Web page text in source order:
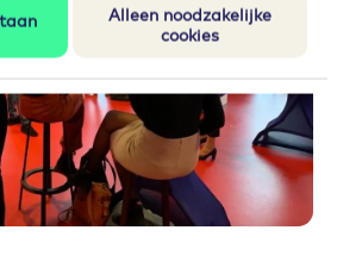
Alleen noodzakelijke
cookies